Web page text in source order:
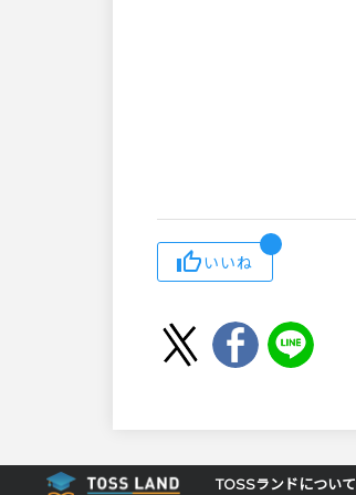
いいね
TOSSランドについて